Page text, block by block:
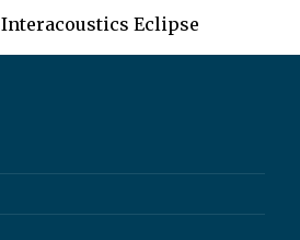
Interacoustics Eclipse